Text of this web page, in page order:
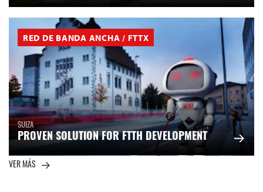
RED DE BANDA ANCHA / FTTX
SUIZA
PROVEN SOLUTION FOR FTTH DEVELOPMENT
VER MÁS